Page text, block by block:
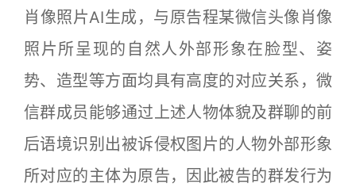
肖像照片AI生成，与原告程某微信头像肖像
照片所呈现的自然人外部形象在脸型、姿
势、造型等方面均具有高度的对应关系，微
信群成员能够通过上述人物体貌及群聊的前
后语境识别出被诉侵权图片的人物外部形象
所对应的主体为原告，因此被告的群发行为